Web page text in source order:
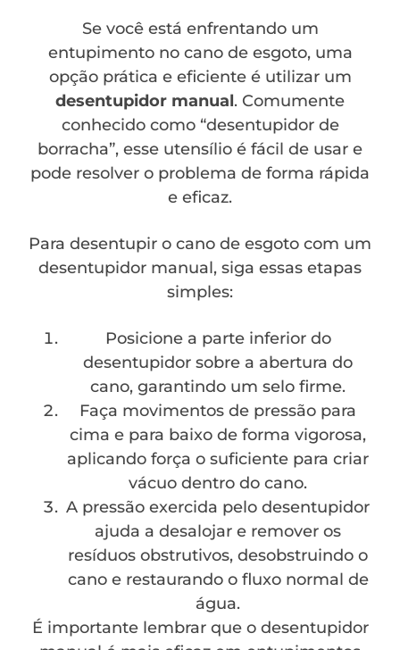
Se você está enfrentando um
entupimento no cano de esgoto, uma
opção prática e eficiente é utilizar um
desentupidor manual. Comumente
conhecido como “desentupidor de
borracha”, esse utensílio é fácil de usar e
pode resolver o problema de forma rápida
e eficaz.
Para desentupir o cano de esgoto com um
desentupidor manual, siga essas etapas
simples:
Posicione a parte inferior do
desentupidor sobre a abertura do
cano, garantindo um selo firme.
Faça movimentos de pressão para
cima e para baixo de forma vigorosa,
aplicando força o suficiente para criar
vácuo dentro do cano.
A pressão exercida pelo desentupidor
ajuda a desalojar e remover os
resíduos obstrutivos, desobstruindo o
cano e restaurando o fluxo normal de
água.
É importante lembrar que o desentupidor